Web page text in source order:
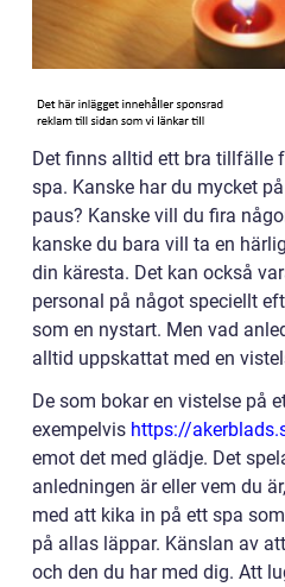
Det finns alltid ett bra tillfälle
spa. Kanske har du mycket
paus? Kanske vill du fira
kanske du bara vill ta en
din käresta. Det kan också
personal på något speciellt
som en nystart. Men vad
alltid uppskattat med en
De som bokar en vistelse på
exempelvis https://
emot det med glädje. Det
anledningen är eller vem du
med att kika in på ett spa
på allas läppar. Känslan av
och den du har med dig. Att